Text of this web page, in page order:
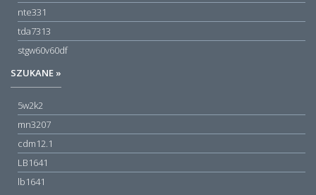
nte331
tda7313
stgw60v60df
SZUKANE »
5w2k2
mn3207
cdm12.1
LB1641
lb1641